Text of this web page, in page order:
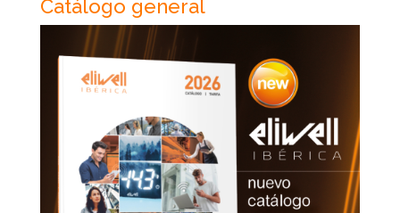
Catálogo general